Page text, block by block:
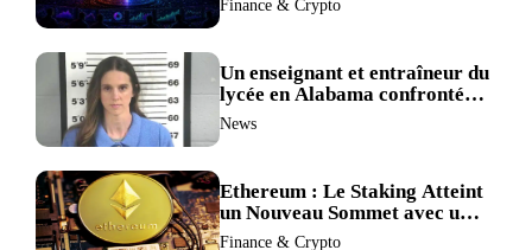
Liquidité S’éclipse au Profit de
Finance & Crypto
Un enseignant et entraîneur du
lycée en Alabama confronté
au divorce après avoir été
accusé de plus de 30 crimes
News
Ethereum : Le Staking Atteint
un Nouveau Sommet avec un
Verrouillage Accru des ETH
Finance & Crypto